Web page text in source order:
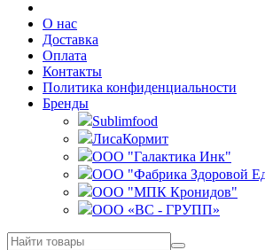
О нас
Доставка
Оплата
Контакты
Политика конфиденциальности
Бренды
Sublimfood
ЛисаКормит
ООО "Галактика Инк"
ООО "Фабрика Здоровой
ООО "МПК Кронидов"
ООО «ВС - ГРУПП»